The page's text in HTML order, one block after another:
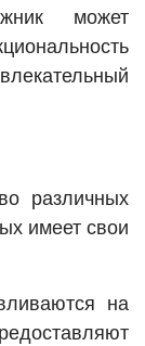
может
различных
имеет свои
на